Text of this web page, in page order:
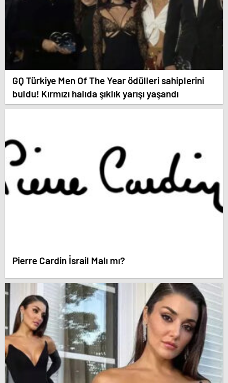
GQ Türkiye Men Of The Year ödülleri sahiplerini
buldu! Kırmızı halıda şıklık yarışı yaşandı
Pierre Cardin İsrail Malı mı?